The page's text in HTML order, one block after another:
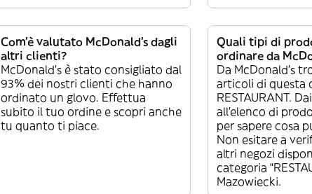
Com’è valutato McDonald's dagli
altri clienti?
McDonald's è stato consigliato dal
93% dei nostri clienti che hanno
ordinato un glovo. Effettua
subito il tuo ordine e scopri anche
tu quanto ti piace.
Quali tipi di
ordinare da
Da McDonald's
articoli di questa
RESTAURANT.
all’elenco di
per sapere cosa
Non esitare a
altri negozi
categoria
Mazowiecki.